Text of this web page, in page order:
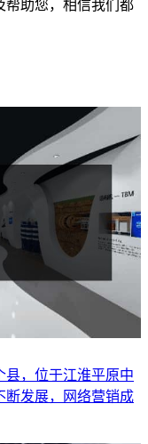
帮助您，相信我们都
县，位于江淮平原中
断发展，网络营销成